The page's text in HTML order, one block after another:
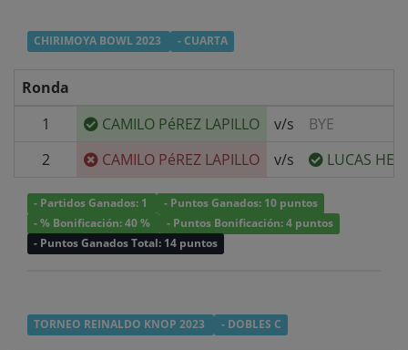
CHIRIMOYA BOWL 2023 - CUARTA
Ronda
1
CAMILO PéREZ LAPILLO v/s
BYE
2
CAMILO PéREZ LAPILLO v/s LUCAS
- Partidos Ganados: 1
- Puntos Ganados: 10 puntos
- % Bonificación: 40 %
- Puntos Bonificación: 4 puntos
- Puntos Ganados Total: 14 puntos
TORNEO REINALDO KNOP 2023 - DOBLES C